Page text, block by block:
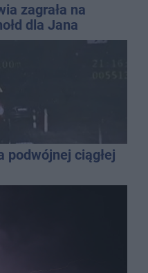
zagrała na
dla Jana
podwójnej ciągłej